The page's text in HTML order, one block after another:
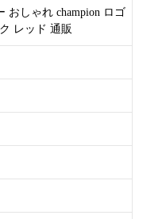
おしゃれ champion ロゴ
レッド 通販